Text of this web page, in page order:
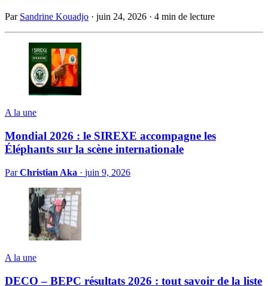
Par Sandrine Kouadjo · juin 24, 2026 · 4 min de lecture
A la une
Mondial 2026 : le SIREXE accompagne les
Éléphants sur la scène internationale
ParChristian Aka · juin 9, 2026
A la une
DECO – BEPC résultats 2026 : tout savoir de la liste